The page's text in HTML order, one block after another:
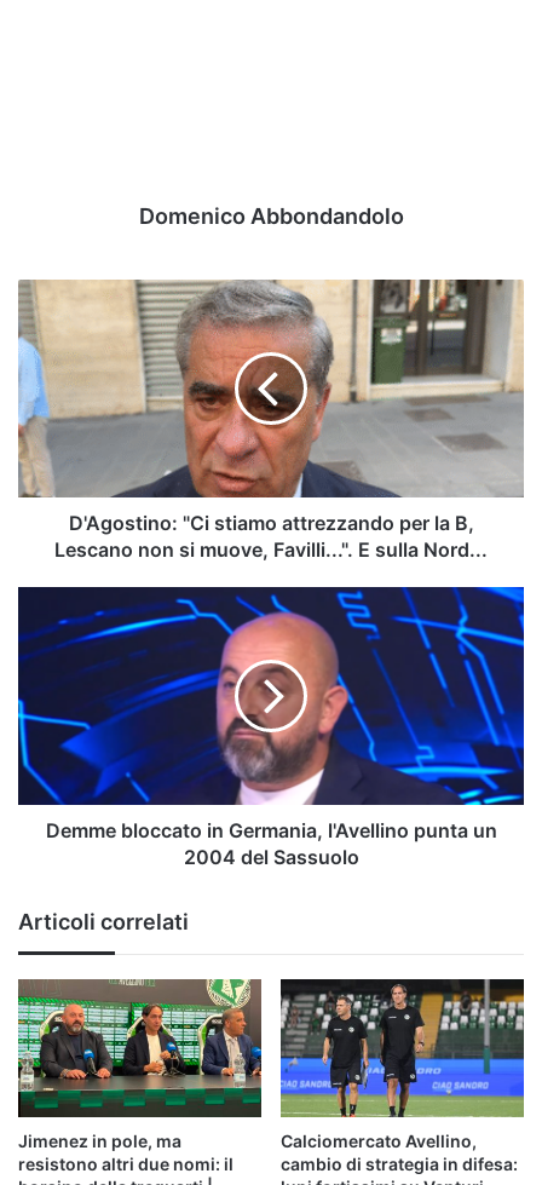
Domenico Abbondandolo
D'Agostino:
"Ci
stiamo
attrezzando
per
la
B,
Lescano
non
muove,
sulla
Nord...
D'Agostino: "Ci stiamo attrezzando per la B,
Lescano non si muove, Favilli...". E sulla Nord...
bloccato
in
Germania,
l'Avellino
punta
un
2004
del
Sassuolo
Demme bloccato in Germania, l'Avellino punta un
2004 del Sassuolo
Articoli correlati
Jimenez in pole, ma
resistono altri due nomi: il
Calciomercato Avellino,
cambio di strategia in difesa: